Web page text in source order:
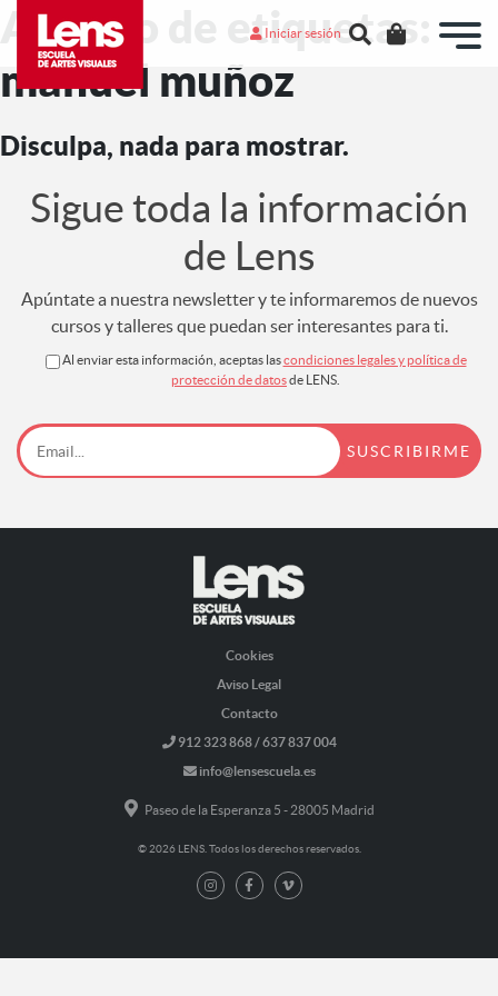
Iniciar sesión
Archivo de etiquetas:
manuel muñoz
Disculpa, nada para mostrar.
Sigue toda la información
de Lens
Apúntate a nuestra newsletter y te informaremos de nuevos
cursos y talleres que puedan ser interesantes para ti.
Al enviar esta información, aceptas lascondiciones legales y política de
protección de datosde LENS.
Cookies
Aviso Legal
Contacto
912 323 868 / 637 837 004
info@lensescuela.es
Paseo de la Esperanza 5 - 28005 Madrid
© 2026 LENS. Todos los derechos reservados.